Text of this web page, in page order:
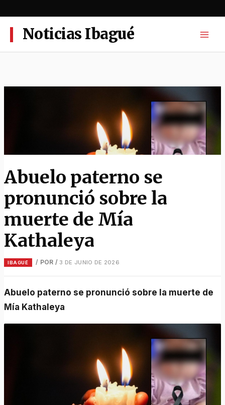
al
contenidoNoticias Ibagué
Abuelo paterno se
pronunció sobre la
muerte de Mía
Kathaleya
IBAGUÉ / POR / 3 DE JUNIO DE 2026
Abuelo paterno se pronunció sobre la muerte de
Mía Kathaleya